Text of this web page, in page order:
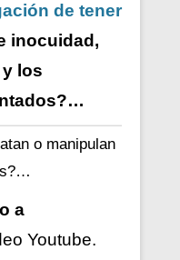
de tener
inocuidad,
los
o manipulan
a
Youtube.